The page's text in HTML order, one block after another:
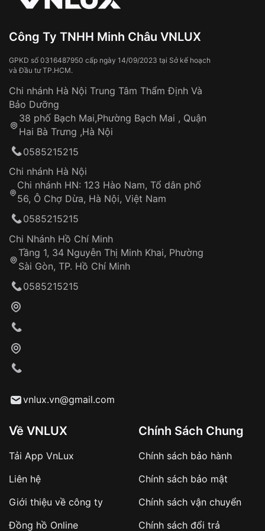
Thời gian vận chuyển trung bình: 3 – 5 ngày
làm việc
Áp dụng cho tất cả tỉnh thành trên toàn quốc
Thời gian tính từ khi xác nhận đơn hàng thành
công
Hotline: 0585 215 215
Từ khóa SEO:
Khách hàng kiểm tra và thanh toán trực tiếp
Từ khóa SEO:
sản phẩm đặc biệt
hàng
Số tiền còn lại thanh toán khi nhận hàng hoặc
Đeo đồng hồ khi tắm nước nóng, xông
Đồng hồ bị hư hỏng do:
Tai nạn hoặc tác động từ bên ngoài
Hao mòn tự nhiên theo thời gian:
Dây đeo
Sản phẩm đã bị:
Tự ý sửa chữa
thống VNLUX
Đảm bảo quyền lợi khách hàng
Đồng hành cùng khách hàng trong suốt quá
trình sử dụng
Công Ty TNHH Minh Châu VNLUX
GPKD số 0316487950 cấp ngày 14/09/2023 tại Sở kế hoạch
và Đầu tư TP.HCM.
Chi nhánh Hà Nội Trung Tâm Thẩm Định Và
Bảo Dưỡng
38 phố Bạch Mai,Phường Bạch Mai , Quận
Hai Bà Trưng ,Hà Nội
0585215215
Chi nhánh Hà Nội
Chi nhánh HN: 123 Hào Nam, Tổ dân phố
56, Ô Chợ Dừa, Hà Nội, Việt Nam
0585215215
Chi Nhánh Hồ Chí Minh
Tầng 1, 34 Nguyễn Thị Minh Khai, Phường
Sài Gòn, TP. Hồ Chí Minh
0585215215
vnlux.vn@gmail.com
Về VNLUX
Tải App VnLux
Liên hệ
Giới thiệu về công ty
Đồng hồ Online
Chính Sách Chung
Chính sách bảo hành
Chính sách bảo mật
Chính sách vận chuyển
Chính sách đổi trả